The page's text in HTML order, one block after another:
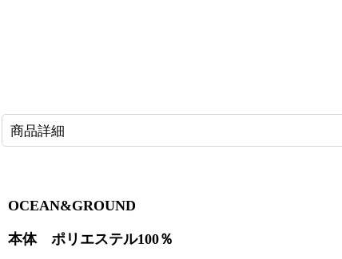
商品詳細
OCEAN&GROUND
本体 ポリエステル100％